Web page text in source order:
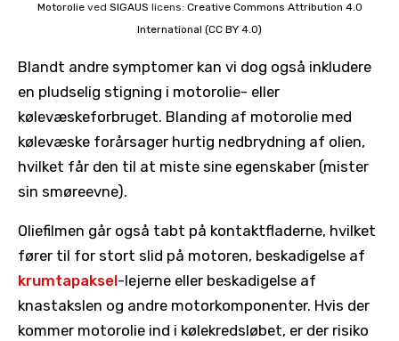
Motorolie ved SIGAUS licens: Creative Commons Attribution 4.0
International (CC BY 4.0)
Blandt andre symptomer kan vi dog også inkludere
en pludselig stigning i motorolie- eller
kølevæskeforbruget. Blanding af motorolie med
kølevæske forårsager hurtig nedbrydning af olien,
hvilket får den til at miste sine egenskaber (mister
sin smøreevne).
Oliefilmen går også tabt på kontaktfladerne, hvilket
fører til for stort slid på motoren, beskadigelse af
krumtapaksel-lejerne eller beskadigelse af
knastakslen og andre motorkomponenter. Hvis der
kommer motorolie ind i kølekredsløbet, er der risiko